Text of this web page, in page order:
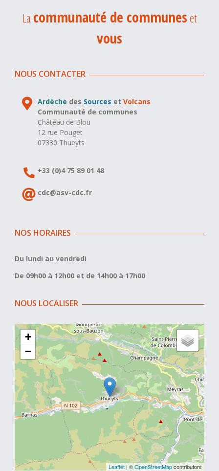
La communauté de communeset
vous
NOUS CONTACTER
Ardèche des Sources etVolcans
Communauté de communes
Château de Blou
12 rue Pouget
07330 Thueyts
+33 (0)4 75 89 01 48
cdc@asv-cdc.fr
NOS HORAIRES
Du lundi au vendredi
De 09h00 à 12h00 et de 14h00 à 17h00
NOUS LOCALISER
+
−
Leaflet | ©OpenStreetMapcontributors